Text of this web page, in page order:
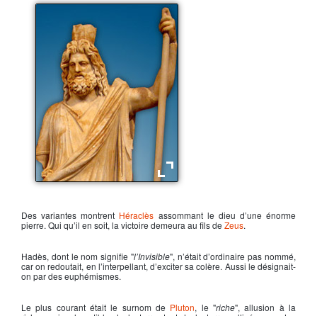
Des variantes montrent Héraclès assommant le dieu d’une énorme
pierre. Qui qu’il en soit, la victoire demeura au fils de Zeus.
Hadès, dont le nom signifie "l’Invisible", n’était d’ordinaire pas nommé,
car on redoutait, en l’interpellant, d’exciter sa colère. Aussi le désignait-
on par des euphémismes.
Le plus courant était le surnom de Pluton, le "riche", allusion à la